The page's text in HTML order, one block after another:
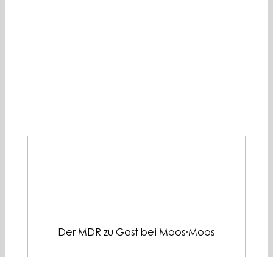
Der MDR zu Gast bei Moos·Moos